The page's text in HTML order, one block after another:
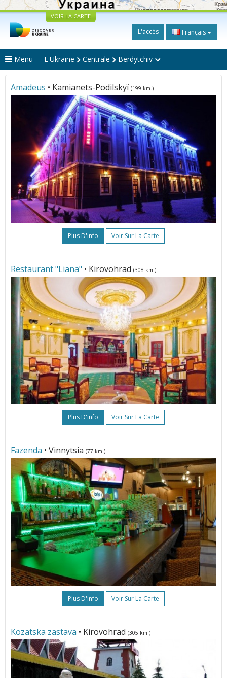
VOIR LA CARTE
L'accès Français
Menu L'Ukraine Centrale Berdytchiv
Amadeus • Kamianets-Podilskyï (199 km.)
Plus D'info Voir Sur La Carte
Restaurant "Liana" • Kirovohrad (308 km.)
Plus D'info Voir Sur La Carte
Fazenda • Vinnytsia (77 km.)
Plus D'info Voir Sur La Carte
Kozatska zastava • Kirovohrad (305 km.)